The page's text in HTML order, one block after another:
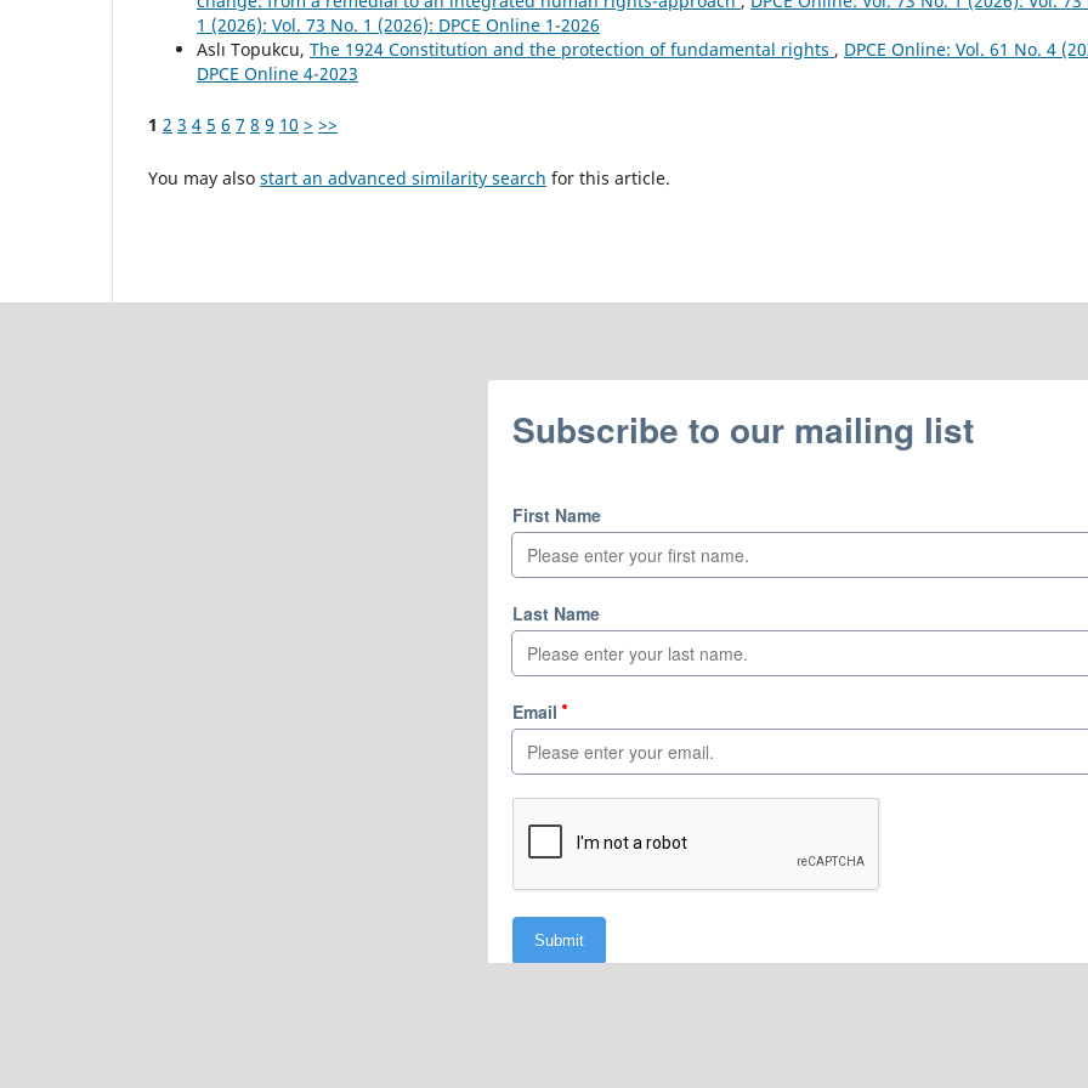
1 (2026): Vol. 73 No. 1 (2026): DPCE Online 1-2026
Aslı Topukcu, The 1924 Constitution and the protection of fundamental rights , DPCE Online: Vol. 61 No. 4
DPCE Online 4-2023
1 2 3 4 5 6 7 8 9 10 > >>
You may also start an advanced similarity search for this article.